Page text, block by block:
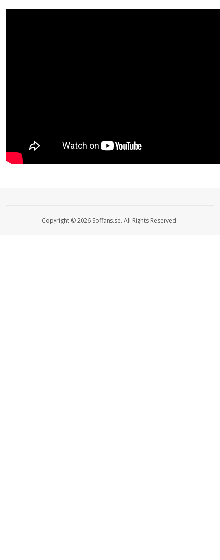
Copyright © 2026 Soffans.se. All Rights Reserved.